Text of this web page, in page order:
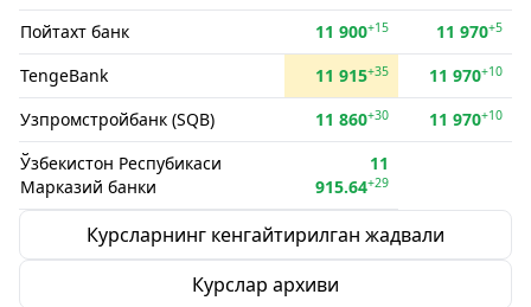
Пойтахт банк 11 900+15 11 970+5
TengeBank 11 915+35 11 970+10
Узпромстройбанк (SQB) 11 860+30 11 970+10
Ўзбекистон Респубикаси
Марказий банки
11
915.64+29
Курсларнинг кенгайтирилган жадвали
Курслар архиви